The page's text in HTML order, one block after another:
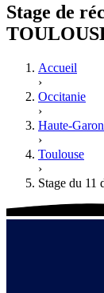
Stage de
Accueil
›
Occitanie
›
Haute-
›
Toulouse
›
Stage du 11